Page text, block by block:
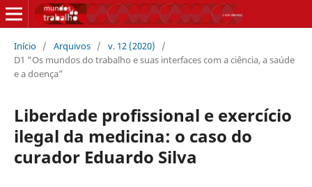
Início / Arquivos / v. 12 (2020)
/
D1 "Os mundos do trabalho e suas interfaces com a ciência, a saúde
e a doença”
Liberdade profissional e exercício
ilegal da medicina: o caso do
curador Eduardo Silva